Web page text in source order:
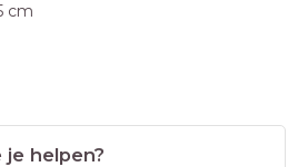
cm
helpen?